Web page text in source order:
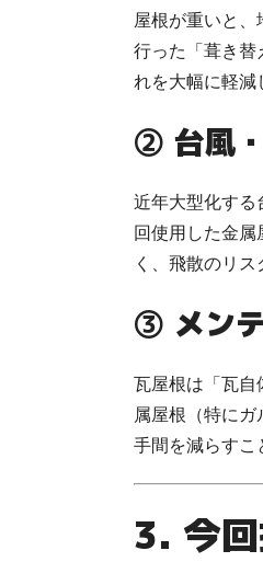
屋根が重いと
行った「葺き替
れを大幅に軽減
② 台風・
近年大型化する
回使用した金
く、飛散のリス
③ メン
瓦屋根は「瓦自
属屋根（特に
手間を減らすこ
3. 今